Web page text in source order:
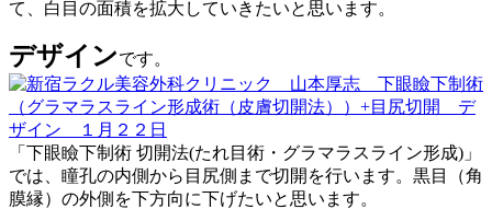
て、白目の面積を拡大していきたいと思います。
デザインです。
「下眼瞼下制術 切開法(たれ目術・グラマラスライン形成)」
では、瞳孔の内側から目尻側まで切開を行います。黒目（角
膜縁）の外側を下方向に下げたいと思います。